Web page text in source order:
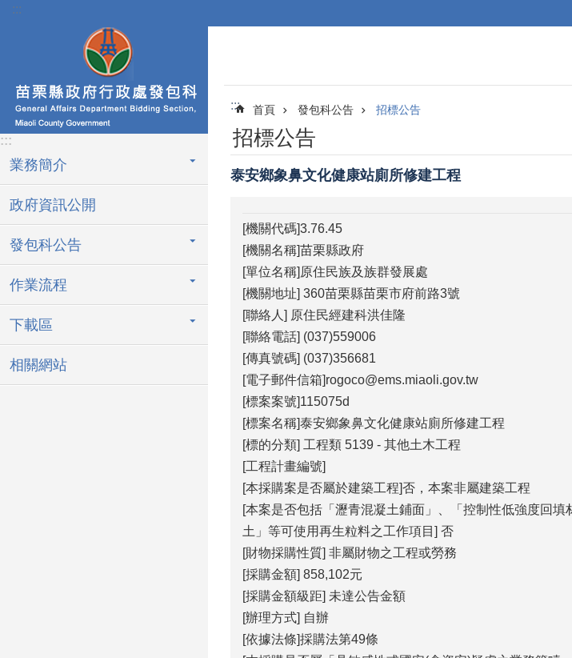
跳到主要內容區塊
:::
:::
業務簡介
政府資訊公開
發包科公告
作業流程
下載區
相關網站
::: 首頁 發包科公告 招標公告
招標公告
泰安鄉象鼻文化健康站廁所修建工程
[機關代碼]3.76.45
[機關名稱]苗栗縣政府
[單位名稱]原住民族及族群發展處
[機關地址] 360苗栗縣苗栗市府前路3號
[聯絡人] 原住民經建科洪佳隆
[聯絡電話] (037)559006
[傳真號碼] (037)356681
[電子郵件信箱]rogoco@ems.miaoli.gov.tw
[標案案號]115075d
[標案名稱]泰安鄉象鼻文化健康站廁所修建工程
[標的分類] 工程類 5139 - 其他土木工程
[工程計畫編號]
[本採購案是否屬於建築工程]否，本案非屬建築工程
[本案是否包括「瀝青混凝土鋪面」、「控制性低強度回
土」等可使用再生粒料之工作項目] 否
[財物採購性質] 非屬財物之工程或勞務
[採購金額] 858,102元
[採購金額級距] 未達公告金額
[辦理方式] 自辦
[依據法條]採購法第49條